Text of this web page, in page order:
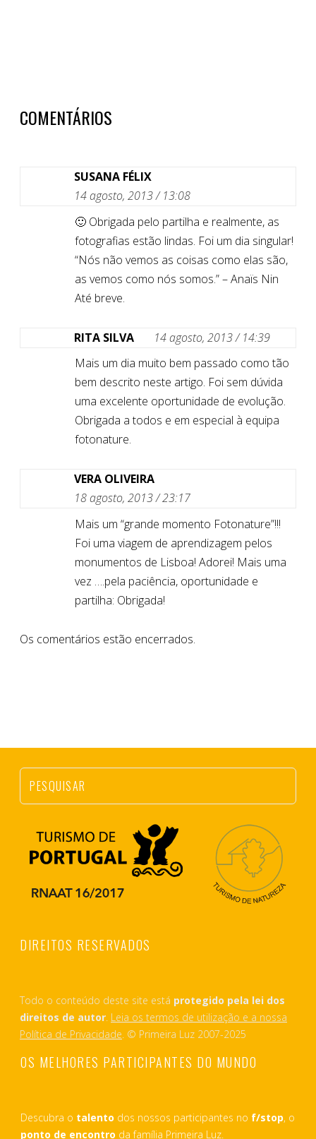
COMENTÁRIOS
SUSANA FÉLIX
14 agosto, 2013 / 13:08
🙂 Obrigada pelo partilha e realmente, as
fotografias estão lindas. Foi um dia singular!
“Nós não vemos as coisas como elas são,
as vemos como nós somos.” – Anaïs Nin
Até breve.
RITA SILVA
14 agosto, 2013 / 14:39
Mais um dia muito bem passado como tão
bem descrito neste artigo. Foi sem dúvida
uma excelente oportunidade de evolução.
Obrigada a todos e em especial à equipa
fotonature.
VERA OLIVEIRA
18 agosto, 2013 / 23:17
Mais um “grande momento Fotonature”!!!
Foi uma viagem de aprendizagem pelos
monumentos de Lisboa! Adorei! Mais uma
vez ….pela paciência, oportunidade e
partilha: Obrigada!
Os comentários estão encerrados.
DIREITOS RESERVADOS
Todo o conteúdo deste site está protegido pela lei dos
direitos de autor. Leia os termos de utilização e a nossa
Política de Privacidade. © Primeira Luz 2007-2025
OS MELHORES PARTICIPANTES DO MUNDO
Descubra o talento dos nossos participantes no f/stop, o
ponto de encontro da família Primeira Luz.